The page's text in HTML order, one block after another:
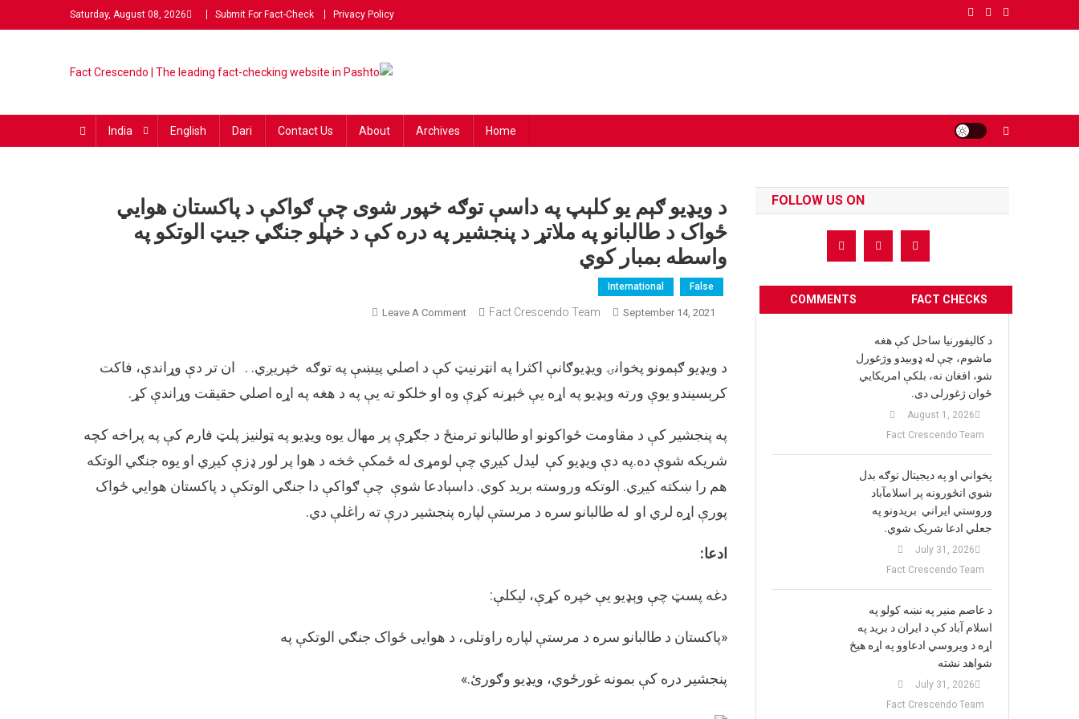
to
Saturday, August 08, 2026 Privacy Policy
Submit For Fact-Check
fact-checking website in Pashto
Home
Archives
About
Contact Us
Dari
English
India
د ويډيو ګېم یو کلېپ په داسې توګه خپور شوی چې ګواکې د پاکستان هوایي
ځواک د طالبانو په ملاتړ د پنجشیر په دره کې د خپلو جنګي جیټ الوتکو په
واسطه بمبار کوي
False
International
September 14, 2021
Fact Crescendo Team
Leave A Comment
ګېم
کلېپ
داسې
توګه
خپور
شوی
چې
طالبانو
د ویډیو ګېمونو پخوانۍ ویډیوګانې اکثرا په انټرنیټ کې د اصلي پیښې په توګه خپریږي. . ان تر دې وړاندې، فاکت
کرېسیندو یوې ورته وېډیو په اړه یې څېړنه کړې وه او خلکو ته یې په د هغه په اړه اصلي حقیقت وړاندې کړ.
په پنجشیر کې د مقاومت ځواکونو او طالبانو ترمنځ د جګړې پر مهال یوه ویډیو په ټولنیز پلټ فارم کې په پراخه کچه
شریکه شوې ده.په دې ویډیو کې لیدل کیږي چې لومړی له ځمکې څخه د هوا پر لور ډزې کیږي او یوه جنګي الوتکه
هم را ښکته کیږي. الوتکه وروسته برید کوي. داسېادعا شوې چې ګواکې دا جنګي الوتکې د پاکستان هوایي ځواک
پورې اړه لري او له طالبانو سره د مرستې لپاره پنجشیر درې ته راغلې دي.
ادعا:
دغه پسټ چې وېډیو یې خپره کړې، لیکلې:
«پاکستان د طالبانو سره د مرستې لپاره راوتلی، د هوایی ځواک جنګي الوتکې په
پنجشیر دره کې بمونه غورځوي، ویډیو وګورئ.»
FOLLOW US ON
FACT CHECKS
COMMENTS
د کالیفورنیا ساحل کې هغه
ماشوم، چې له ډوبیدو وژغورل
شو، افغان نه، بلکې امریکایي
ځوان ژغورلی دی.
August 1, 2026
Fact Crescendo Team
پخواني او په دیجیتال توګه بدل
شوي انځورونه پر اسلامآباد
وروستي ایراني بريدونو په
جعلي ادعا شریک شوي.
July 31, 2026
Fact Crescendo Team
د عاصم منیر په نښه کولو په
اسلام آباد کې د ایران د برید په
اړه د ویروسي ادعاوو په اړه هیڅ
شواهد نشته
July 31, 2026
Fact Crescendo Team